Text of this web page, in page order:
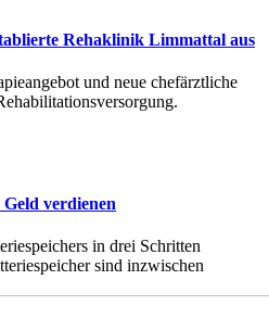
Rehaklinik Limmattal aus
und neue chefärztliche
verdienen
in drei Schritten
sind inzwischen